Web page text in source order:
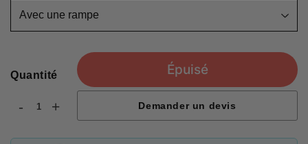
Quantité
- +
Épuisé
Demander un devis